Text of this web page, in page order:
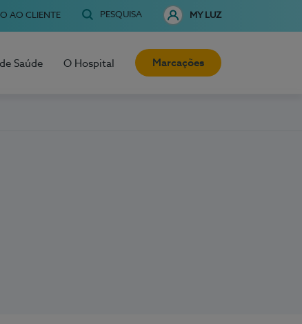
AO CLIENTE PESQUISA MY LUZ
Saúde O Hospital Marcações